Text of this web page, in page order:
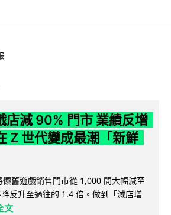
店減 90% 門市 業績反增
Z 世代變成最潮「新鮮
懷舊遊戲銷售門市從 1,000 間大幅減至
反升至過往的 1.4 倍。做到「減店增
文